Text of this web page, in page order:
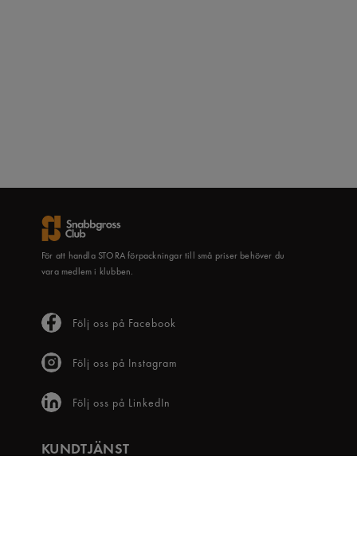
För att handla STORA förpackningar till små priser behöver du
vara medlem i klubben.
Följ oss på Facebook
Följ oss på Instagram
Följ oss på LinkedIn
KUNDTJÄNST